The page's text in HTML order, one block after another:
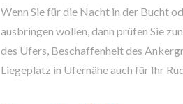
Wenn Sie für die Nacht in der Bucht
ausbringen wollen, dann prüfen Sie
des Ufers, Beschaffenheit des
Liegeplatz in Ufernähe auch für Ihr